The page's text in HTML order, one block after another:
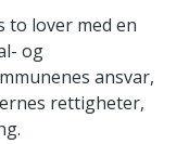
to lover med en
og
ansvar,
rettigheter,